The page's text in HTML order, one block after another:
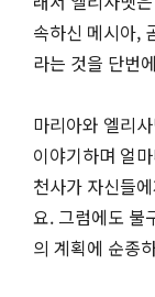
속하신 메시아,
라는 것을 단번
마리아와 엘리
이야기하며 얼
천사가 자신들
요. 그럼에도 불
의 계획에 순종